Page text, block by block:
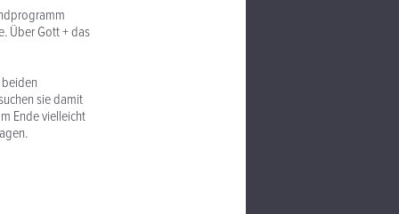
Über Gott + das
sie damit
Ende vielleicht